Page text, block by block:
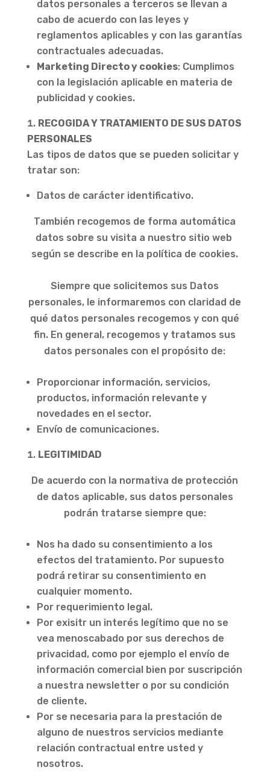
datos personales a terceros se llevan a
cabo de acuerdo con las leyes y
reglamentos aplicables y con las garantías
contractuales adecuadas.
Marketing Directo y cookies: Cumplimos
con la legislación aplicable en materia de
publicidad y cookies.
RECOGIDA Y TRATAMIENTO DE SUS DATOS
PERSONALES
Las tipos de datos que se pueden solicitar y
tratar son:
Datos de carácter identificativo.
También recogemos de forma automática
datos sobre su visita a nuestro sitio web
según se describe en la política de cookies.
Siempre que solicitemos sus Datos
personales, le informaremos con claridad de
qué datos personales recogemos y con qué
fin. En general, recogemos y tratamos sus
datos personales con el propósito de:
Proporcionar información, servicios,
productos, información relevante y
novedades en el sector.
Envío de comunicaciones.
LEGITIMIDAD
De acuerdo con la normativa de protección
de datos aplicable, sus datos personales
podrán tratarse siempre que:
Nos ha dado su consentimiento a los
efectos del tratamiento. Por supuesto
podrá retirar su consentimiento en
cualquier momento.
Por requerimiento legal.
Por exisitr un interés legítimo que no se
vea menoscabado por sus derechos de
privacidad, como por ejemplo el envío de
información comercial bien por suscripción
a nuestra newsletter o por su condición
de cliente.
Por se necesaria para la prestación de
alguno de nuestros servicios mediante
relación contractual entre usted y
nosotros.